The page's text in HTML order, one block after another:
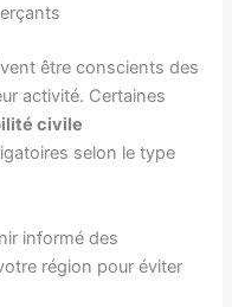
être conscients des
activité. Certaines
civile
selon le type
informé des
région pour éviter